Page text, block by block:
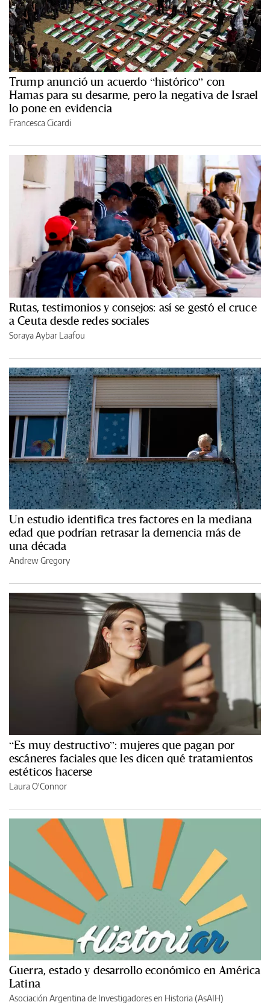
Trump anunció un acuerdo “histórico” con
Hamas para su desarme, pero la negativa de Israel
lo pone en evidencia
Francesca Cicardi
Rutas, testimonios y consejos: así se gestó el cruce
a Ceuta desde redes sociales
Soraya Aybar Laafou
Un estudio identifica tres factores en la mediana
edad que podrían retrasar la demencia más de
una década
Andrew Gregory
“Es muy destructivo”: mujeres que pagan por
escáneres faciales que les dicen qué tratamientos
estéticos hacerse
Laura O'Connor
Guerra, estado y desarrollo económico en América
Latina
Asociación Argentina de Investigadores en Historia (AsAIH)